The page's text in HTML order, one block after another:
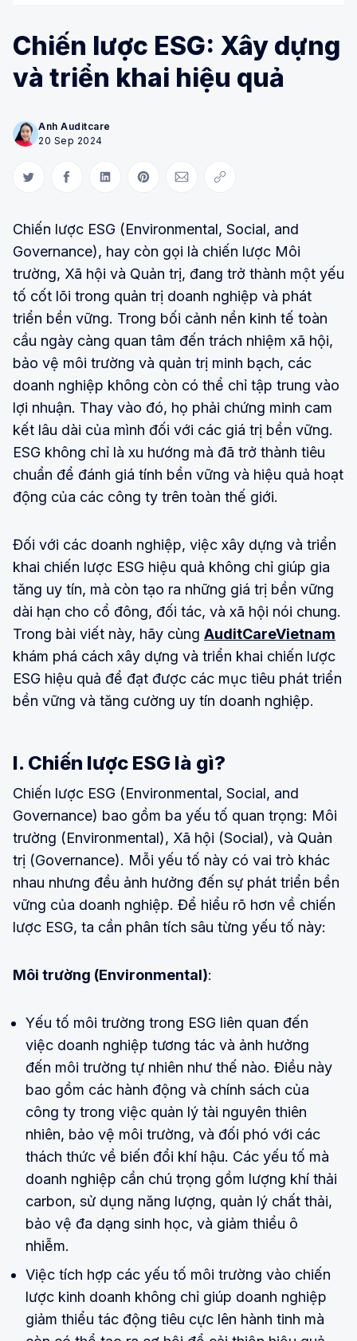
Chiến lược ESG: Xây dựng
và triển khai hiệu quả
Anh Auditcare
20 Sep 2024
Share on Twitter
Share on Facebook
Share on LinkedIn
Share on Pinterest
Share via Email
Copy link
Chiến lược ESG (Environmental, Social, and
Governance), hay còn gọi là chiến lược Môi
trường, Xã hội và Quản trị, đang trở thành một yếu
tố cốt lõi trong quản trị doanh nghiệp và phát
triển bền vững. Trong bối cảnh nền kinh tế toàn
cầu ngày càng quan tâm đến trách nhiệm xã hội,
bảo vệ môi trường và quản trị minh bạch, các
doanh nghiệp không còn có thể chỉ tập trung vào
lợi nhuận. Thay vào đó, họ phải chứng minh cam
kết lâu dài của mình đối với các giá trị bền vững.
ESG không chỉ là xu hướng mà đã trở thành tiêu
chuẩn để đánh giá tính bền vững và hiệu quả hoạt
động của các công ty trên toàn thế giới.
Đối với các doanh nghiệp, việc xây dựng và triển
khai chiến lược ESG hiệu quả không chỉ giúp gia
tăng uy tín, mà còn tạo ra những giá trị bền vững
dài hạn cho cổ đông, đối tác, và xã hội nói chung.
Trong bài viết này, hãy cùng AuditCareVietnam
khám phá cách xây dựng và triển khai chiến lược
ESG hiệu quả để đạt được các mục tiêu phát triển
bền vững và tăng cường uy tín doanh nghiệp.
I. Chiến lược ESG là gì?
Chiến lược ESG (Environmental, Social, and
Governance) bao gồm ba yếu tố quan trọng: Môi
trường (Environmental), Xã hội (Social), và Quản
trị (Governance). Mỗi yếu tố này có vai trò khác
nhau nhưng đều ảnh hưởng đến sự phát triển bền
vững của doanh nghiệp. Để hiểu rõ hơn về chiến
lược ESG, ta cần phân tích sâu từng yếu tố này:
Môi trường (Environmental):
Yếu tố môi trường trong ESG liên quan đến
việc doanh nghiệp tương tác và ảnh hưởng
đến môi trường tự nhiên như thế nào. Điều này
bao gồm các hành động và chính sách của
công ty trong việc quản lý tài nguyên thiên
nhiên, bảo vệ môi trường, và đối phó với các
thách thức về biến đổi khí hậu. Các yếu tố mà
doanh nghiệp cần chú trọng gồm lượng khí thải
carbon, sử dụng năng lượng, quản lý chất thải,
bảo vệ đa dạng sinh học, và giảm thiểu ô
nhiễm.
Việc tích hợp các yếu tố môi trường vào chiến
lược kinh doanh không chỉ giúp doanh nghiệp
giảm thiểu tác động tiêu cực lên hành tinh mà